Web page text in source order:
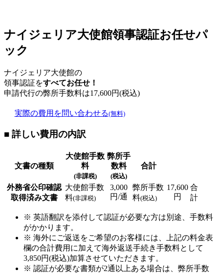
ナイジェリア大使館領事認証お任せパ
ック
ナイジェリア大使館の
領事認証をすべてお任せ！
申請代行の弊所手数料は17,600円(税込)
実際の費用を問い合わせる(無料)
■ 詳しい費用の内訳
文書の種類
大使館手数
料
(非課税)
弊所手
数料
(税込)
合計
外務省公印確認
取得済み文書
大使館手数
料(非課税)
3,000
円/通
弊所手数
料(税込)
17,600
円
合
計
※ 英語翻訳を添付して認証が必要な方は別途、手数料
がかかります。
※ 海外にご返送をご希望のお客様には、上記の料金表
欄の合計費用に加えて海外返送手続き手数料として
3,850円(税込)加算させていただきます。
※ 認証が必要な書類が2通以上ある場合は、弊所手数